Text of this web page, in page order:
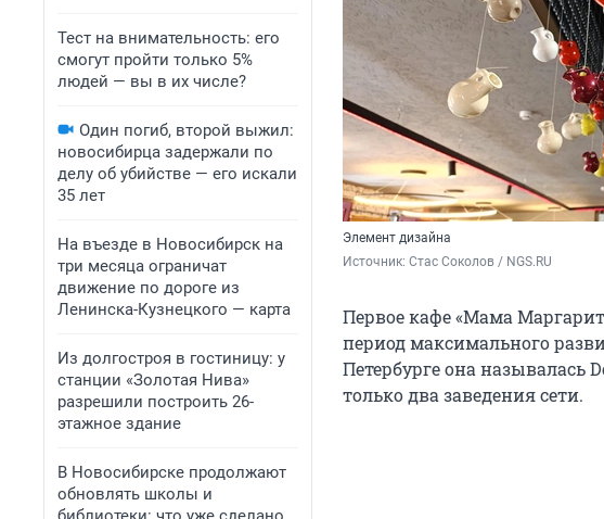
Тест на внимательность: его
смогут пройти только 5%
людей — вы в их числе?
Один погиб, второй выжил:
новосибирца задержали по
делу об убийстве — его искали
35 лет
На въезде в Новосибирск на
три месяца ограничат
движение по дороге из
Ленинска-Кузнецкого — карта
Из долгостроя в гостиницу: у
станции «Золотая Нива»
разрешили построить 26-
этажное здание
В Новосибирске продолжают
обновлять школы и
Элемент дизайна
Источник: Стас Соколов / NGS.RU
Первое кафе «Мама
период максимального
Петербурге она называлась
только два заведения сети.